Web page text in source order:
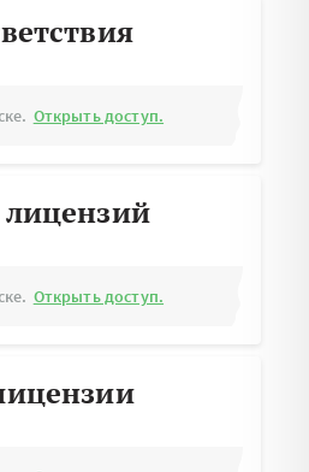
Открыть доступ.
Открыть доступ.